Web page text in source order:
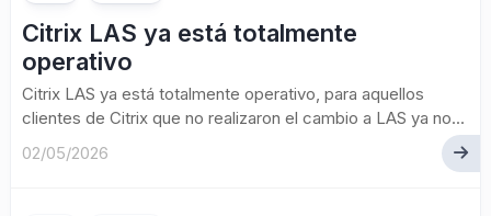
Citrix LAS ya está totalmente
operativo
Citrix LAS ya está totalmente operativo, para aquellos
clientes de Citrix que no realizaron el cambio a LAS ya no...
02/05/2026